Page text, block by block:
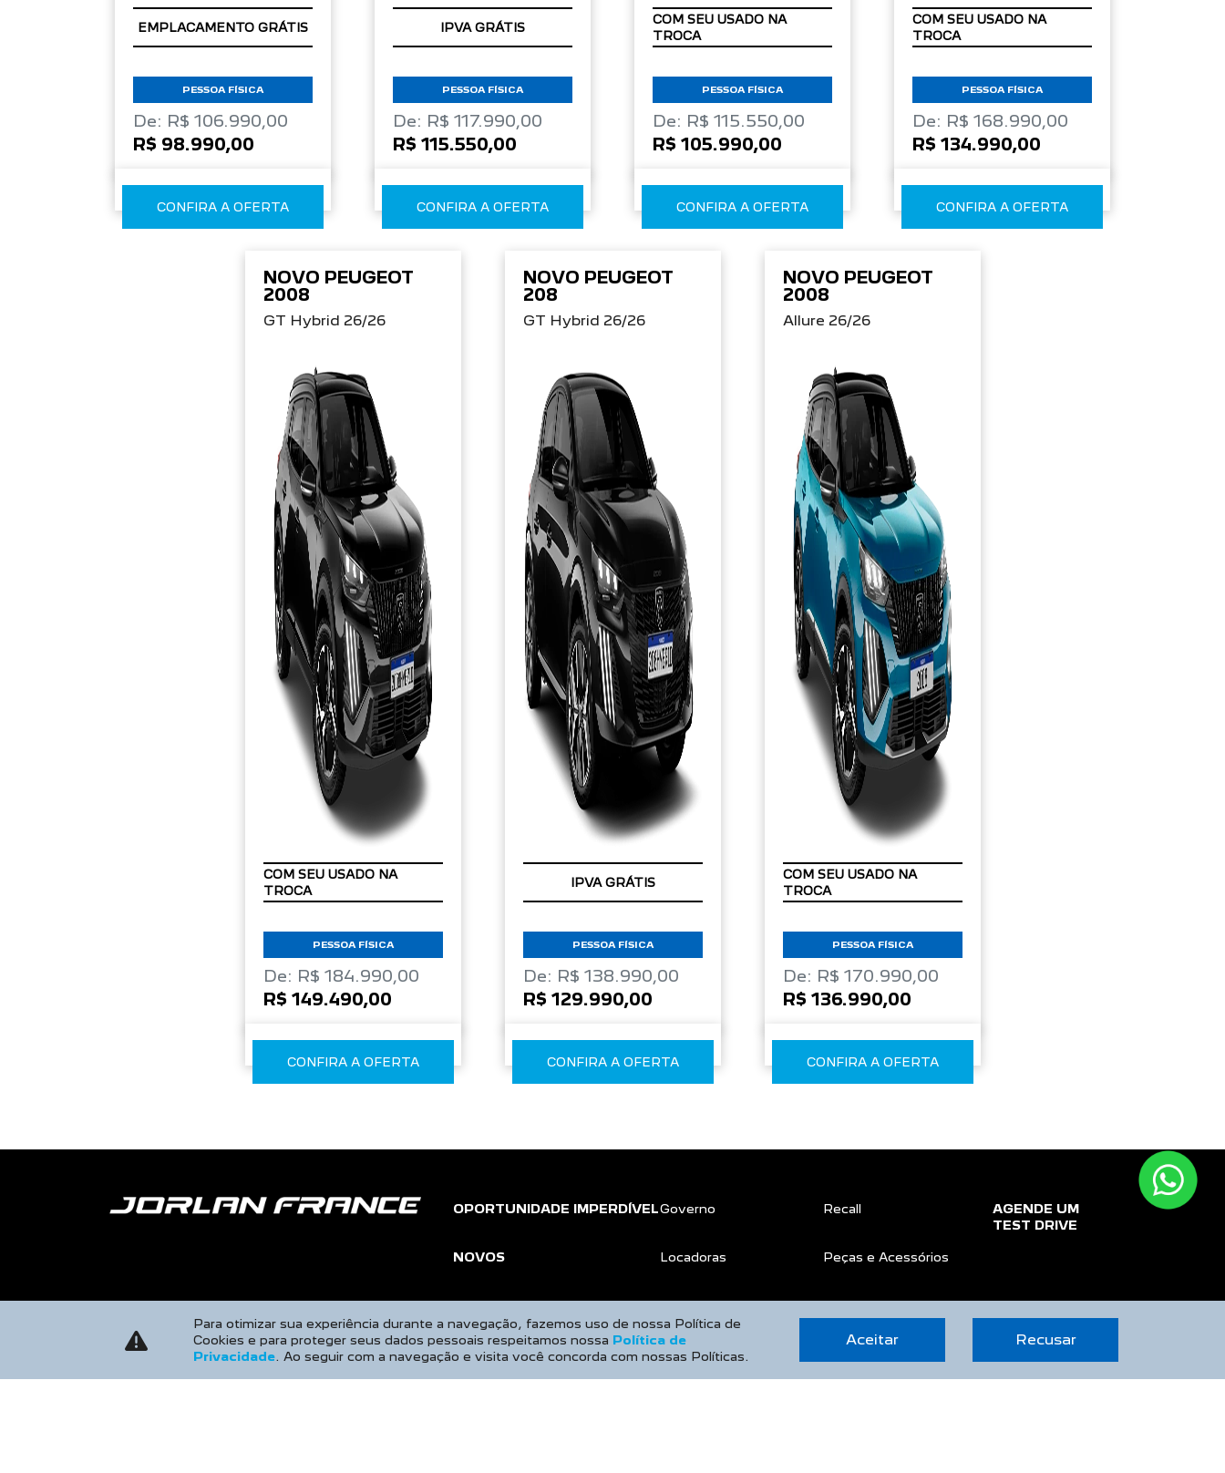
EMPLACAMENTO GRÁTIS
PESSOA FÍSICA
De: R$ 106.990,00
R$ 98.990,00
CONFIRA A OFERTA
COM SEU USADO NA
PESSOA FÍSICA
De: R$ 117.990,00
R$ 115.550,00
CONFIRA A OFERTA
IPVA GRÁTIS
PESSOA FÍSICA
De: R$ 115.550,00
R$ 105.990,00
CONFIRA A OFERTA
COM SEU USADO NA
TROCA
PESSOA FÍSICA
De: R$ 168.990,00
R$ 134.990,00
CONFIRA A OFERTA
NOVO PEUGEOT
2008
GT Hybrid 26/26
TAXA ZERO
PESSOA FÍSICA
De: R$ 184.990,00
R$ 149.490,00
CONFIRA A OFERTA
NOVO PEUGEOT
208
GT Hybrid 26/26
IPVA GRÁTIS
PESSOA FÍSICA
De: R$ 138.990,00
R$ 129.990,00
CONFIRA A OFERTA
NOVO PEUGEOT
2008
Allure 26/26
IPVA GRÁTIS
PESSOA FÍSICA
De: R$ 170.990,00
R$ 136.990,00
CONFIRA A OFERTA
OPORTUNIDADE IMPERDÍVEL
NOVOS
Novo Peugeot 208
Novo Peugeot 2008
Governo
Locadoras
Produtor Rural
Taxistas
Recall
Peças e Acessórios
CONTATO
AGENDE UM
TEST DRIVE
Para otimizar sua experiência durante a navegação, fazemos uso de nossa Política de
Cookies e para proteger seus dados pessoais respeitamos nossa Política de
Privacidade. Ao seguir com a navegação e visita você concorda com nossas Políticas.
Aceitar Recusar